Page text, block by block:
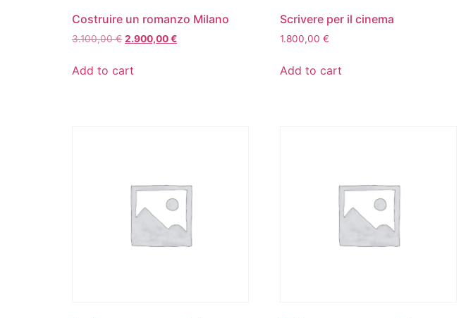
Costruire un romanzo Milano
3.100,00€ 2.900,00€
Add to cart
Scrivere per il cinema
1.800,00 €
Add to cart